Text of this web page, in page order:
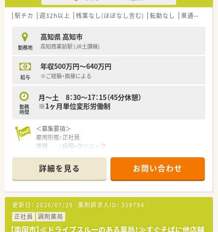
などお気軽にお問い合わせください！
駅チカ 週32h以上 残業なし(ほぼなし含む) 転勤なし 車通勤可
勤務地
高知県 高知市
高知商業前駅 (JR土讃線)
給与
年収500万円～640万円
※ご経験・面接による
勤務
時間
月～土 8：30～17：15（45分休憩）
※1ヶ月単位変形労働制
＜募集要項＞
雇用形態：正社員
業種 ：病院・クリニック
DI業務／院内委員会参加／混注業務／病棟服薬指導
診療科目（脳神経外科、内科、循環器内科、消化器内科、小児科、眼
科、放射線科ほか）
資格 ：薬剤師免許をお持ちの方（取得見込みの方を含む）
給与 ：年収500万円～640万円
※ご経験・面接による
勤務時間：月～土 8：30～17：15（45分休憩）
※1ヶ月単位変形労働制
詳細を見る お問い合わせ
更新日： 2026/07/29 薬剤師求人ID： 359794
正社員
調剤薬局
【南国市】≪ドライブスルーのある薬局！≫すぐそばに他店舗